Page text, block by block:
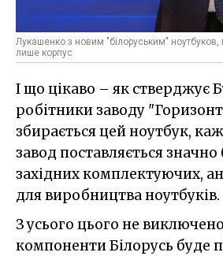
Лукашенко з новим "білоруським" ноутбуков,
лише корпус
І що цікаво – як стверджує
робітники заводу
збирається цей ноутбук,
завод поставляється значно
західних комплектуючих,
для виробництва ноутбуків.
З усього цього не
компоненти Білорусь буде